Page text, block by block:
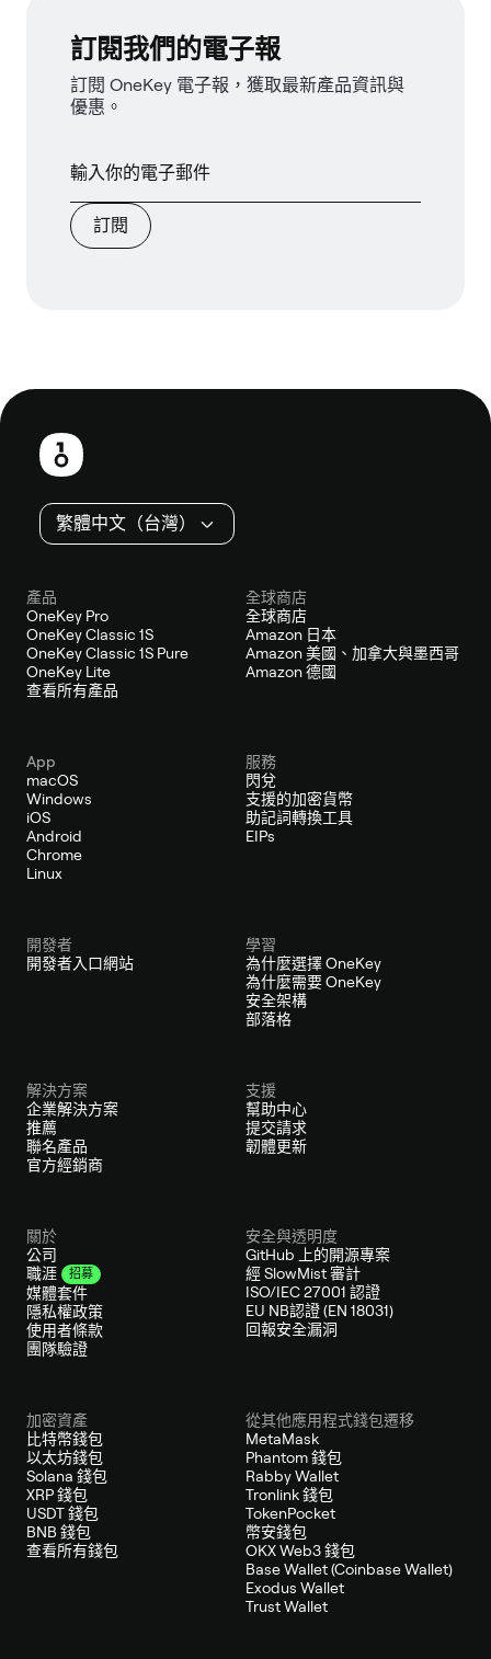
訂閱我們的電子報
訂閱 OneKey 電子報，獲取最新產品資訊與
優惠。
訂閱
頁
繁體中文（台灣）
產品
OneKey Pro
OneKey Classic 1S
OneKey Classic 1S Pure
OneKey Lite
查看所有產品
全球商店
全球商店
Amazon 日本
Amazon 美國、加拿大與墨西哥
Amazon 德國
App
macOS
Windows
iOS
Android
Chrome
Linux
服務
閃兌
支援的加密貨幣
助記詞轉換工具
EIPs
開發者
開發者入口網站
學習
為什麼選擇 OneKey
為什麼需要 OneKey
安全架構
部落格
解決方案
企業解決方案
推薦
聯名產品
官方經銷商
支援
幫助中心
提交請求
韌體更新
關於
公司
職涯
招募
媒體套件
隱私權政策
使用者條款
團隊驗證
安全與透明度
GitHub 上的開源專案
經 SlowMist 審計
ISO/IEC 27001 認證
EU NB認證 (EN 18031)
回報安全漏洞
加密資產
比特幣錢包
以太坊錢包
Solana 錢包
XRP 錢包
USDT 錢包
BNB 錢包
查看所有錢包
從其他應用程式錢包遷移
MetaMask
Phantom 錢包
Rabby Wallet
Tronlink 錢包
TokenPocket
幣安錢包
OKX Web3 錢包
Base Wallet (Coinbase Wallet)
Exodus Wallet
Trust Wallet